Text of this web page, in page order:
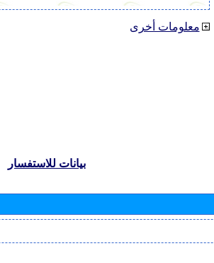
معلومات أخرى
بيانات للاستفسار